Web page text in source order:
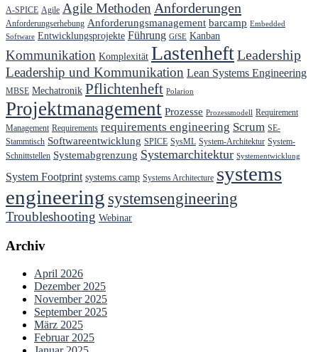
A-SPICE Agile Agile Methoden Anforderungen
Anforderungserhebung Anforderungsmanagement barcamp Embedded
Software Entwicklungsprojekte Führung GfSE Kanban
Kommunikation Komplexität LastenheftLeadership
Leadership und Kommunikation Lean Systems Engineering
MBSE Mechatronik Pflichtenheft Polarion
Projektmanagement Prozesse Prozessmodell Requirement
Management Requirements requirements engineering Scrum SE-
Stammtisch Softwareentwicklung SPICE SysML System-Architektur System-
Schnittstellen Systemabgrenzung Systemarchitektur Systementwicklung
System Footprint systems.camp Systems Architecture systems
engineering systemsengineering
Troubleshooting Webinar
Archiv
April 2026
Dezember 2025
November 2025
September 2025
März 2025
Februar 2025